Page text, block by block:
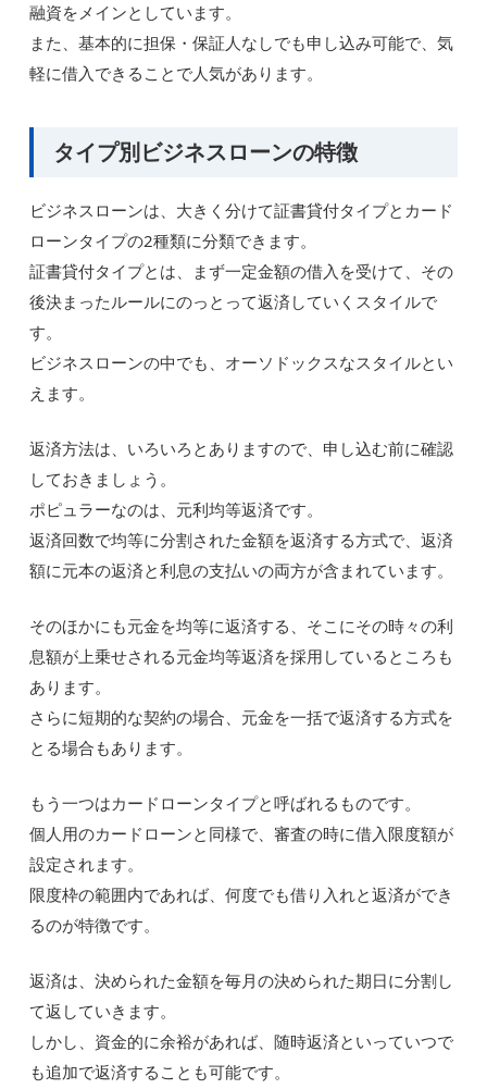
融資をメインとしています。
また、基本的に担保・保証人なしでも申し込み可能で、気
軽に借入できることで人気があります。
タイプ別ビジネスローンの特徴
ビジネスローンは、大きく分けて証書貸付タイプとカード
ローンタイプの2種類に分類できます。
証書貸付タイプとは、まず一定金額の借入を受けて、その
後決まったルールにのっとって返済していくスタイルで
す。
ビジネスローンの中でも、オーソドックスなスタイルとい
えます。
返済方法は、いろいろとありますので、申し込む前に確認
しておきましょう。
ポピュラーなのは、元利均等返済です。
返済回数で均等に分割された金額を返済する方式で、返済
額に元本の返済と利息の支払いの両方が含まれています。
そのほかにも元金を均等に返済する、そこにその時々の利
息額が上乗せされる元金均等返済を採用しているところも
あります。
さらに短期的な契約の場合、元金を一括で返済する方式を
とる場合もあります。
もう一つはカードローンタイプと呼ばれるものです。
個人用のカードローンと同様で、審査の時に借入限度額が
設定されます。
限度枠の範囲内であれば、何度でも借り入れと返済ができ
るのが特徴です。
返済は、決められた金額を毎月の決められた期日に分割し
て返していきます。
しかし、資金的に余裕があれば、随時返済といっていつで
も追加で返済することも可能です。